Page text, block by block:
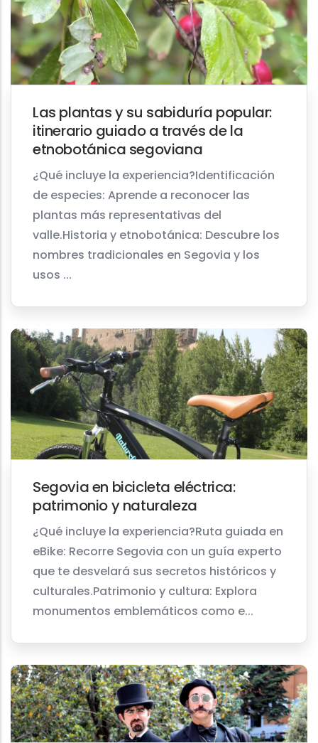
Las plantas y su sabiduría popular:
itinerario guiado a través de la
etnobotánica segoviana
¿Qué incluye la experiencia?Identificación
de especies: Aprende a reconocer las
plantas más representativas del
valle.Historia y etnobotánica: Descubre los
nombres tradicionales en Segovia y los
usos ...
Segovia en bicicleta eléctrica:
patrimonio y naturaleza
¿Qué incluye la experiencia?Ruta guiada en
eBike: Recorre Segovia con un guía experto
que te desvelará sus secretos históricos y
culturales.Patrimonio y cultura: Explora
monumentos emblemáticos como e...